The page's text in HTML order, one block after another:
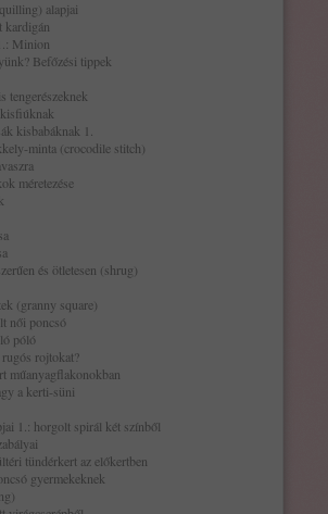
alapjai
kardigán
Minion
Befőzési tippek
tengerészeknek
kisbabáknak 1.
minta (crocodile stitch)
méretezése
és ötletesen (shrug)
(granny square)
női poncsó
póló
rojtokat?
műanyagflakonokban
a kerti-süni
1.: horgolt spirál két színből
tündérkert az előkertben
gyermekeknek